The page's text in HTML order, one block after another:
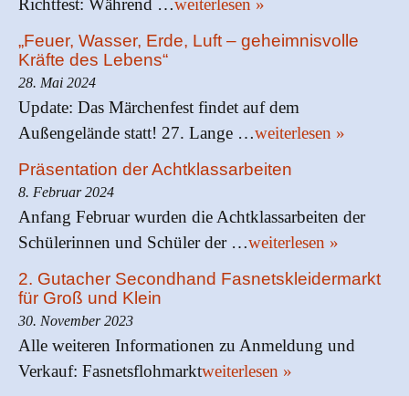
Richtfest: Während …weiterlesen »
„Feuer, Wasser, Erde, Luft – geheimnisvolle
Kräfte des Lebens“
28. Mai 2024
Update: Das Märchenfest findet auf dem
Außengelände statt! 27. Lange …weiterlesen »
Präsentation der Achtklassarbeiten
8. Februar 2024
Anfang Februar wurden die Achtklassarbeiten der
Schülerinnen und Schüler der …weiterlesen »
2. Gutacher Secondhand Fasnetskleidermarkt
für Groß und Klein
30. November 2023
Alle weiteren Informationen zu Anmeldung und
Verkauf: Fasnetsflohmarktweiterlesen »